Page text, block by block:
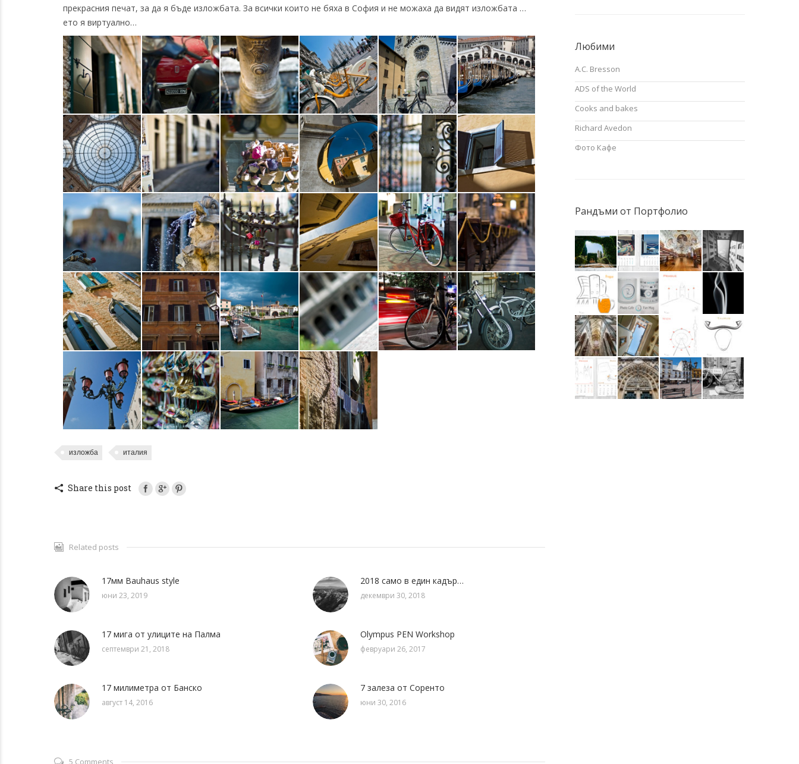
прекрасния печат, за да я бъде изложбата. За всички които не бяха в София и не можаха да видят изложбата …
ето я виртуално…
изложба италия
Share this post
Related posts
17мм Bauhaus style
юни 23, 2019
2018 само в един кадър…
декември 30, 2018
17 мига от улиците на Палма
септември 21, 2018
Olympus PEN Workshop
февруари 26, 2017
17 милиметра от Банско
август 14, 2016
7 залеза от Соренто
юни 30, 2016
5 Comments
Любими
A.C. Bresson
ADS of the World
Cooks and bakes
Richard Avedon
Фото Кафе
Рандъми от Портфолио